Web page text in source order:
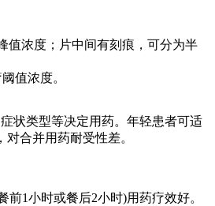
值浓度；片中间有刻痕，可分为半
值浓度。
状类型等决定用药。年轻患者可适
合并用药耐受性差。
1小时或餐后2小时)用药疗效好。